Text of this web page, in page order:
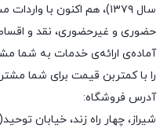
سال ۱۳۷۹)، هم اکنون با
حضوری و غیرحضوری، نقد و
آماده‌ی ارائه‌ی خدمات به شما
را با کمتربن قیمت برای شما
آدرس فروشگاه:
شیراز، چهار راه زند، خیابان